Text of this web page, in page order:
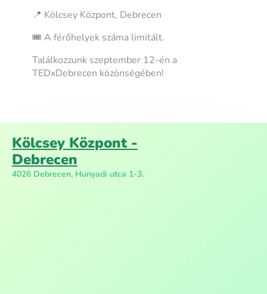
📍 Kölcsey Központ, Debrecen
🎟️ A férőhelyek száma limitált.
Találkozzunk szeptember 12-én a
TEDxDebrecen közönségében!
Kölcsey Központ -
Debrecen
4026 Debrecen, Hunyadi utca 1-3.